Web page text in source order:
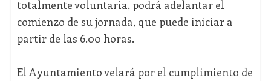
totalmente voluntaria, podrá adelantar el
comienzo de su jornada, que puede iniciar a
partir de las 6.00 horas.
El Ayuntamiento velará por el cumplimiento de